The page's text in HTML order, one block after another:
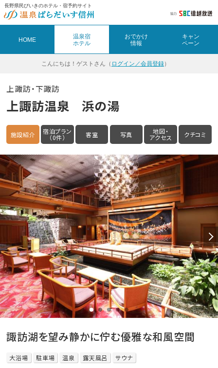
長野県民びいきのホテル・宿予約サイト
HOME
温泉宿
ホテル
おでかけ
情報
キャン
ペーン
こんにちは！ ゲストさん（ ログイン／会員登録）
上諏訪・下諏訪
上諏訪温泉 浜の湯
施設紹介 宿泊プラン
（0件） 客室 写真 地図・
アクセス クチコミ
諏訪湖を望み静かに佇む優雅な和風空間
大浴場 駐車場 温泉 露天風呂 サウナ